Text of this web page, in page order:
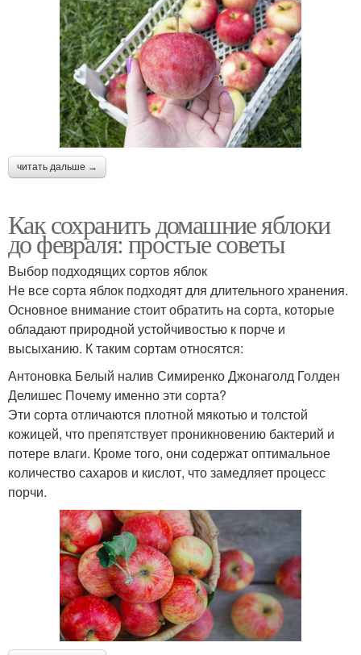
читать дальше →
Как сохранить домашние яблоки
до февраля: простые советы
Выбор подходящих сортов яблок
Не все сорта яблок подходят для длительного хранения.
Основное внимание стоит обратить на сорта, которые
обладают природной устойчивостью к порче и
высыханию. К таким сортам относятся:
Антоновка Белый налив Симиренко Джонаголд Голден
Делишес Почему именно эти сорта?
Эти сорта отличаются плотной мякотью и толстой
кожицей, что препятствует проникновению бактерий и
потере влаги. Кроме того, они содержат оптимальное
количество сахаров и кислот, что замедляет процесс
порчи.